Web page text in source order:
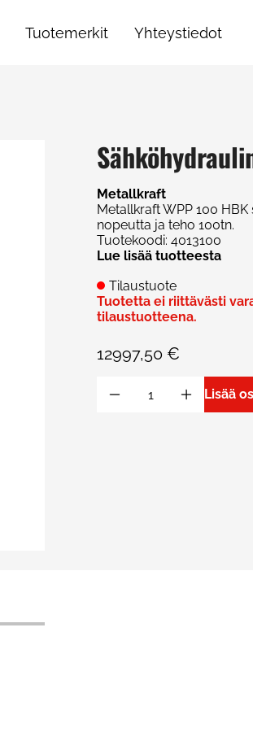
Tuotemerkit Yhteystiedot
Metallkraft
Metallkraft WPP 100
nopeutta ja teho 100tn.
Tuotekoodi: 4013100
Lue lisää tuotteesta
Tilaustuote
Tuotetta ei riittävästi
tilaustuotteena.
12997,50 €
Lisää